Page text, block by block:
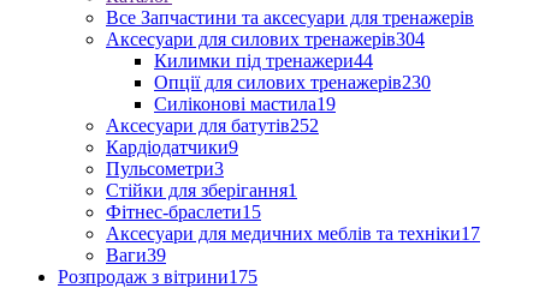
Все Запчастини та аксесуари для тренажерів
Аксесуари для силових тренажерів304
Килимки під тренажери44
Опції для силових тренажерів230
Силіконові мастила19
Аксесуари для батутів252
Кардіодатчики9
Пульсометри3
Стійки для зберігання1
Фітнес-браслети15
Аксесуари для медичних меблів та техніки17
Ваги39
Розпродаж з вітрини175